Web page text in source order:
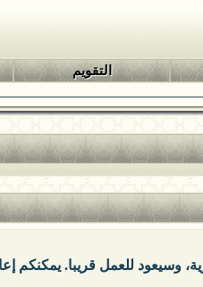
التقويم
وسيعود للعمل قريبا. يمكنكم